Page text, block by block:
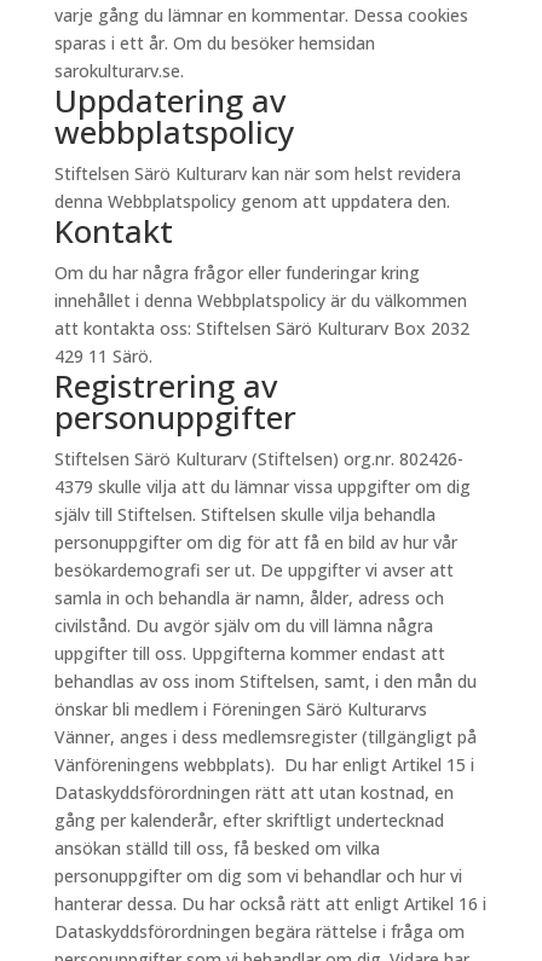
varje gång du lämnar en kommentar. Dessa cookies
sparas i ett år. Om du besöker hemsidan
sarokulturarv.se.
Uppdatering av
webbplatspolicy
Stiftelsen Särö Kulturarv kan när som helst revidera
denna Webbplatspolicy genom att uppdatera den.
Kontakt
Om du har några frågor eller funderingar kring
innehållet i denna Webbplatspolicy är du välkommen
att kontakta oss: Stiftelsen Särö Kulturarv Box 2032
429 11 Särö.
Registrering av
personuppgifter
Stiftelsen Särö Kulturarv (Stiftelsen) org.nr. 802426-
4379 skulle vilja att du lämnar vissa uppgifter om dig
själv till Stiftelsen. Stiftelsen skulle vilja behandla
personuppgifter om dig för att få en bild av hur vår
besökardemografi ser ut. De uppgifter vi avser att
samla in och behandla är namn, ålder, adress och
civilstånd. Du avgör själv om du vill lämna några
uppgifter till oss. Uppgifterna kommer endast att
behandlas av oss inom Stiftelsen, samt, i den mån du
önskar bli medlem i Föreningen Särö Kulturarvs
Vänner, anges i dess medlemsregister (tillgängligt på
Vänföreningens webbplats). Du har enligt Artikel 15 i
Dataskyddsförordningen rätt att utan kostnad, en
gång per kalenderår, efter skriftligt undertecknad
ansökan ställd till oss, få besked om vilka
personuppgifter om dig som vi behandlar och hur vi
hanterar dessa. Du har också rätt att enligt Artikel 16 i
Dataskyddsförordningen begära rättelse i fråga om